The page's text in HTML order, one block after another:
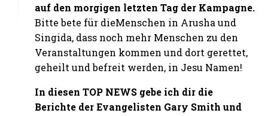
auf den morgigen letzten Tag der Kampagne.
Bitte bete für dieMenschen in Arusha und
Singida, dass noch mehr Menschen zu den
Veranstaltungen kommen und dort gerettet,
geheilt und befreit werden, in Jesu Namen!
In diesen TOP NEWS gebe ich dir die
Berichte der Evangelisten Gary Smith und